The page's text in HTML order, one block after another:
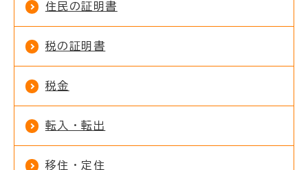
住民の証明書
税の証明書
税金
転入・転出
移住・定住